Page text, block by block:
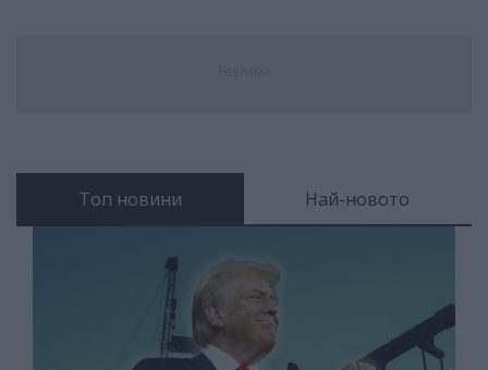
Топ новини Най-новото